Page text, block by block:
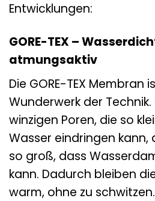
Entwicklungen:
GORE-TEX –
atmungsaktiv
Die GORE-TEX Membran
Wunderwerk der
winzigen Poren, die so
Wasser eindringen kann,
so groß, dass
kann. Dadurch bleiben
warm, ohne zu schwitzen.